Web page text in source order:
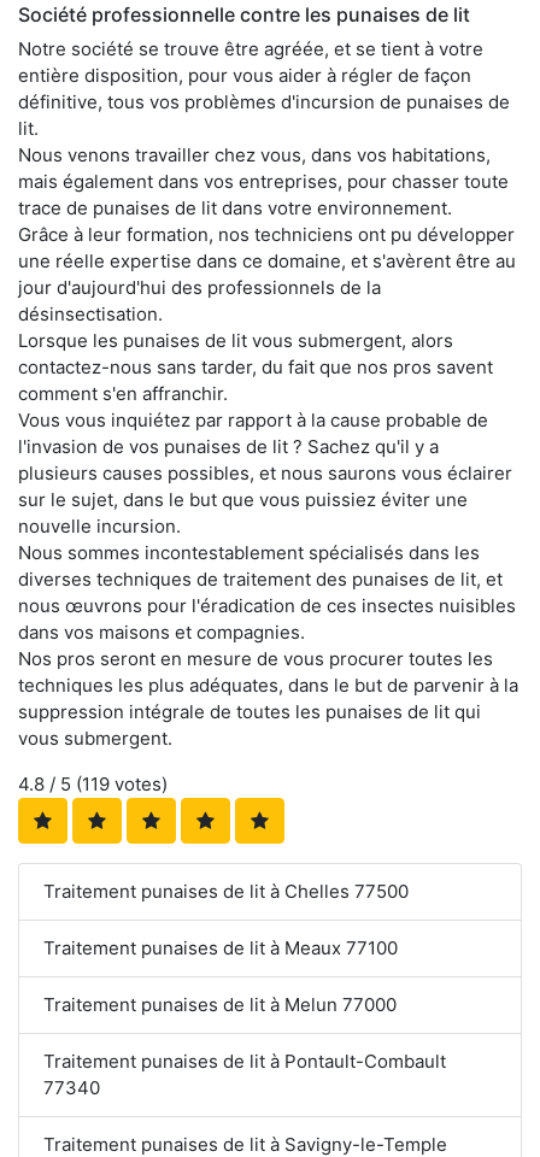
Société professionnelle contre les punaises de lit
Notre société se trouve être agréée, et se tient à votre
entière disposition, pour vous aider à régler de façon
définitive, tous vos problèmes d'incursion de punaises de
lit.
Nous venons travailler chez vous, dans vos habitations,
mais également dans vos entreprises, pour chasser toute
trace de punaises de lit dans votre environnement.
Grâce à leur formation, nos techniciens ont pu développer
une réelle expertise dans ce domaine, et s'avèrent être au
jour d'aujourd'hui des professionnels de la
désinsectisation.
Lorsque les punaises de lit vous submergent, alors
contactez-nous sans tarder, du fait que nos pros savent
comment s'en affranchir.
Vous vous inquiétez par rapport à la cause probable de
l'invasion de vos punaises de lit ? Sachez qu'il y a
plusieurs causes possibles, et nous saurons vous éclairer
sur le sujet, dans le but que vous puissiez éviter une
nouvelle incursion.
Nous sommes incontestablement spécialisés dans les
diverses techniques de traitement des punaises de lit, et
nous œuvrons pour l'éradication de ces insectes nuisibles
dans vos maisons et compagnies.
Nos pros seront en mesure de vous procurer toutes les
techniques les plus adéquates, dans le but de parvenir à la
suppression intégrale de toutes les punaises de lit qui
vous submergent.
4.8 / 5 (119 votes)
Traitement punaises de lit à Chelles 77500
Traitement punaises de lit à Meaux 77100
Traitement punaises de lit à Melun 77000
Traitement punaises de lit à Pontault-Combault
77340
Traitement punaises de lit à Savigny-le-Temple